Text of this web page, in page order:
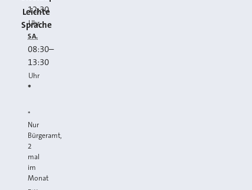
Leichte
Sprache
12:30
Uhr
SA.
08:30–
13:30
Uhr
*
*
Nur
Bürgeramt,
2
mal
im
Monat